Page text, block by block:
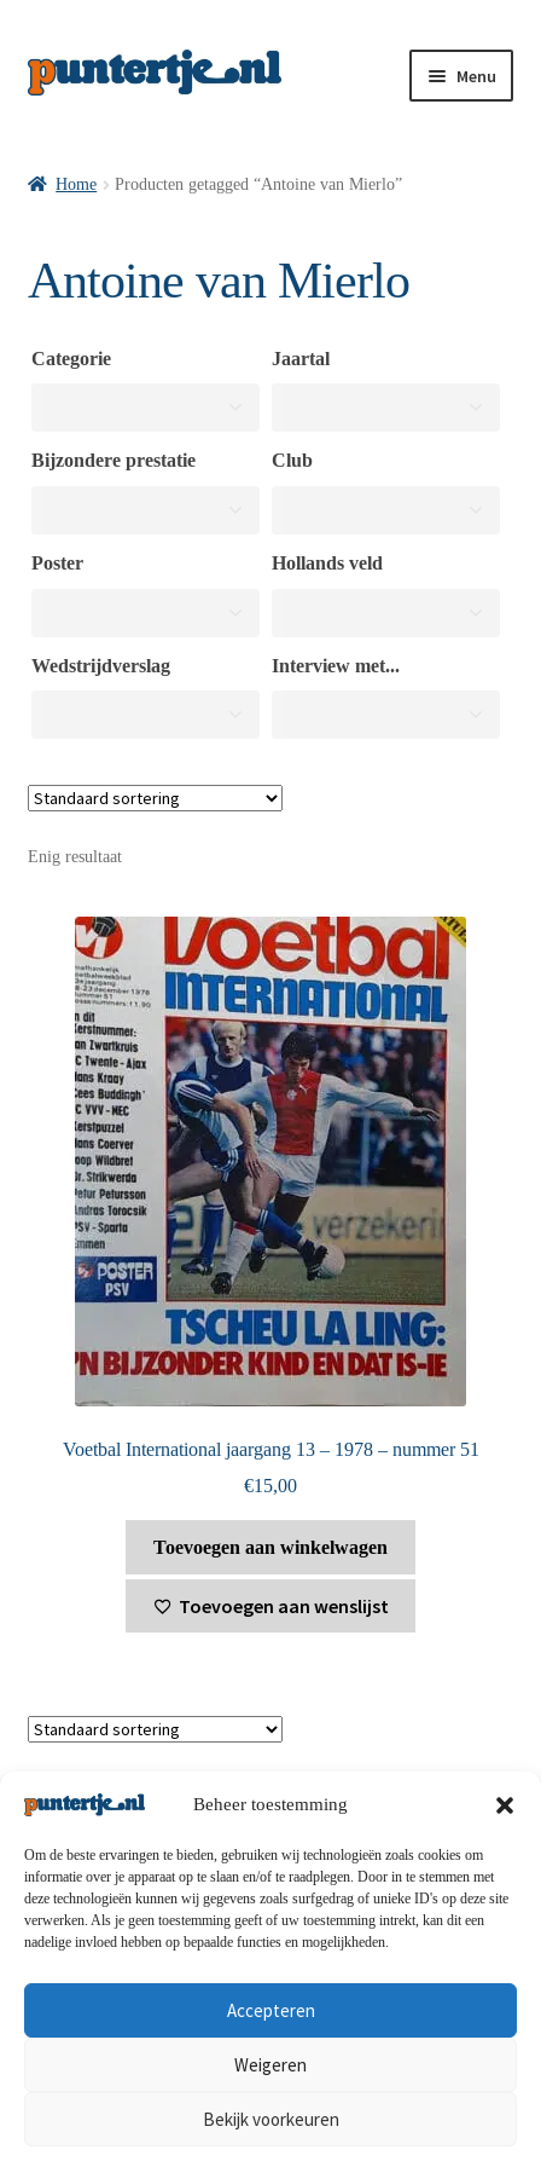
Beheer toestemming
Om de beste ervaringen te bieden, gebruiken wij technologieën zoals cookies om
informatie over je apparaat op te slaan en/of te raadplegen. Door in te stemmen met
deze technologieën kunnen wij gegevens zoals surfgedrag of unieke ID's op deze site
verwerken. Als je geen toestemming geeft of uw toestemming intrekt, kan dit een
nadelige invloed hebben op bepaalde functies en mogelijkheden.
Accepteren
Weigeren
Bekijk voorkeuren
Menu
Home Producten getagged “Antoine van Mierlo”
Antoine van Mierlo
Categorie Jaartal
Bijzondere prestatie Club
Poster Hollands veld
Wedstrijdverslag Interview met...
Enig resultaat
Voetbal International jaargang 13 – 1978 – nummer 51
€15,00
Toevoegen aan winkelwagen
Toevoegen aan wenslijst
Privacybeleid-Verzending en retouren-Algemene
voorwaarden-Disclaimert-Betaalmethoden-Over ons
Contact